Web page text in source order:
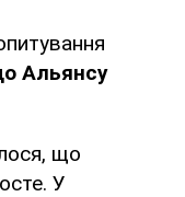
Альянсу
що
У